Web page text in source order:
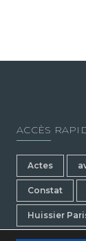
ACCÈS
Actes
Constat
Huissier